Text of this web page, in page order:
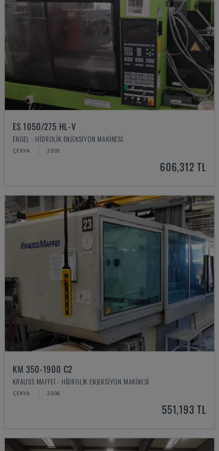
ES 1050/275 HL-V
ENGEL - HIDROLIK ENJEKSIYON MAKINESI
ÇEKYA 2003
606,312 TL
KM 350-1900 C2
KRAUSS MAFFEI - HIDROLIK ENJEKSIYON MAKINESI
ÇEKYA 2006
551,193 TL